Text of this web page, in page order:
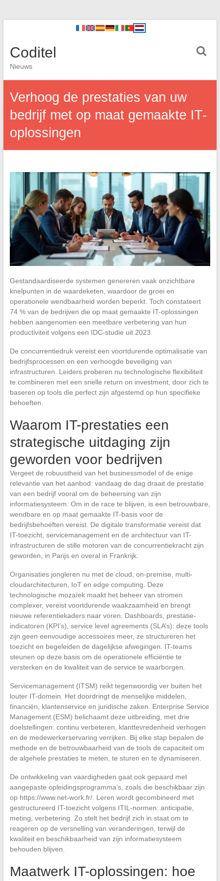
Coditel
Nieuws
Verhoog de prestaties van uw
bedrijf met op maat gemaakte IT-
oplossingen
Gestandaardiseerde systemen genereren vaak onzichtbare
knelpunten in de waardeketen, waardoor de groei en
operationele wendbaarheid worden beperkt. Toch constateert
74 % van de bedrijven die op maat gemaakte IT-oplossingen
hebben aangenomen een meetbare verbetering van hun
productiviteit volgens een IDC-studie uit 2023.
De concurrentiedruk vereist een voortdurende optimalisatie van
bedrijfsprocessen en een verhoogde beveiliging van
infrastructuren. Leiders proberen nu technologische flexibiliteit
te combineren met een snelle return on investment, door zich te
baseren op tools die perfect zijn afgestemd op hun specifieke
behoeften.
Waarom IT-prestaties een
strategische uitdaging zijn
geworden voor bedrijven
Vergeet de robuustheid van het businessmodel of de enige
relevantie van het aanbod: vandaag de dag draait de prestatie
van een bedrijf vooral om de beheersing van zijn
informatiesysteem. Om in de race te blijven, is een betrouwbare,
wendbare en op maat gemaakte IT-basis voor de
bedrijfsbehoeften vereist. De digitale transformatie vereist dat
IT-toezicht, servicemanagement en de architectuur van IT-
infrastructuren de stille motoren van de concurrentiekracht zijn
geworden, in Parijs en overal in Frankrijk.
Organisaties jongleren nu met de cloud, on-premise, multi-
cloudarchitecturen, IoT en edge computing. Deze
technologische mozaïek maakt het beheer van stromen
complexer, vereist voortdurende waakzaamheid en brengt
nieuwe referentiekaders naar voren. Dashboards, prestatie-
indicatoren (KPI’s), service level agreements (SLA’s): deze tools
zijn geen eenvoudige accessoires meer, ze structureren het
toezicht en begeleiden de dagelijkse afwegingen. IT-teams
steunen op deze basis om de operationele efficiëntie te
versterken en de kwaliteit van de service te waarborgen.
Servicemanagement (ITSM) reikt tegenwoordig ver buiten het
louter IT-domein. Het doordringt de menselijke middelen,
financiën, klantenservice en juridische zaken. Enterprise Service
Management (ESM) belichaamt deze uitbreiding, met drie
doelstellingen: continu verbeteren, klanttevredenheid verhogen
en de medewerkerservaring verrijken. Bij elke stap bepalen de
methode en de betrouwbaarheid van de tools de capaciteit om
de algehele prestaties te meten, te sturen en te dynamiseren.
De ontwikkeling van vaardigheden gaat ook gepaard met
aangepaste opleidingsprogramma’s, zoals die beschikbaar zijn
op https://www.net-work.fr/. Leren wordt gecombineerd met
gestructureerd IT-toezicht volgens ITIL-normen: anticipatie,
meting, verbetering. Zo stelt het bedrijf zich in staat om te
reageren op de versnelling van veranderingen, terwijl de
kwaliteit en beschikbaarheid van zijn informatiesysteem
behouden blijven.
Maatwerk IT-oplossingen: hoe